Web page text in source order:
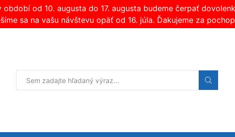
období od 10. augusta do 17. augusta budeme čerpať
sa na vašu návštevu opäť od 16. júla. Ďakujeme za